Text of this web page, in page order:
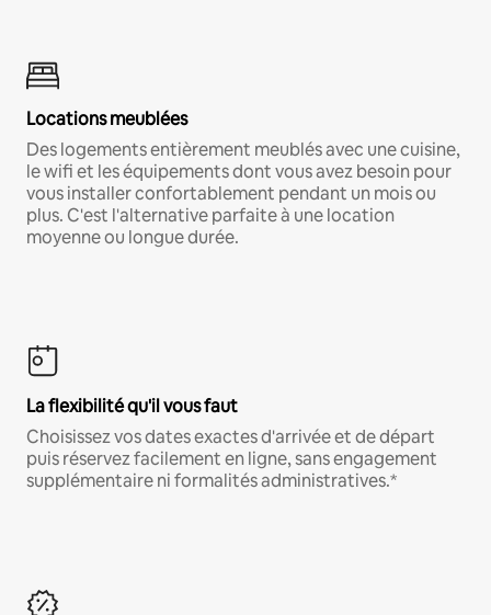
Locations meublées
Des logements entièrement meublés avec une cuisine,
le wifi et les équipements dont vous avez besoin pour
vous installer confortablement pendant un mois ou
plus. C'est l'alternative parfaite à une location
moyenne ou longue durée.
La flexibilité qu'il vous faut
Choisissez vos dates exactes d'arrivée et de départ
puis réservez facilement en ligne, sans engagement
supplémentaire ni formalités administratives.*